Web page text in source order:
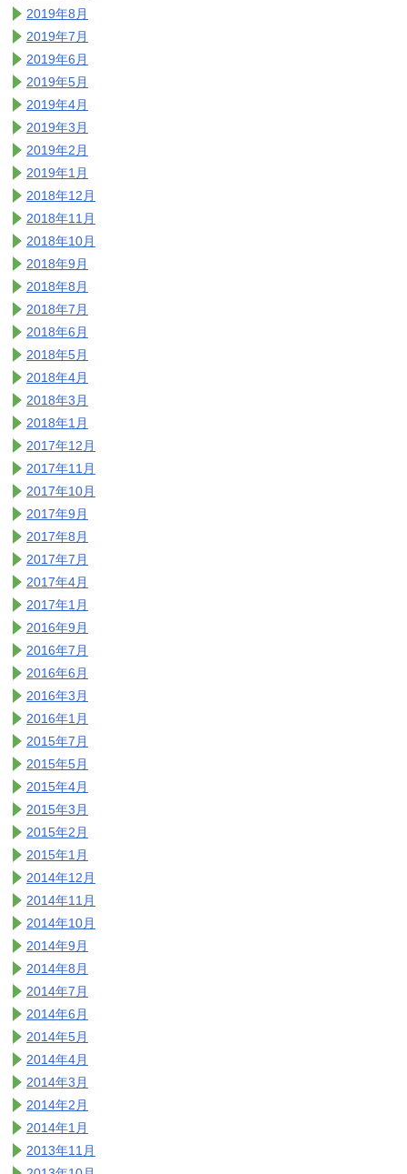
2019年8月
2019年7月
2019年6月
2019年5月
2019年4月
2019年3月
2019年2月
2019年1月
2018年12月
2018年11月
2018年10月
2018年9月
2018年8月
2018年7月
2018年6月
2018年5月
2018年4月
2018年3月
2018年1月
2017年12月
2017年11月
2017年10月
2017年9月
2017年8月
2017年7月
2017年4月
2017年1月
2016年9月
2016年7月
2016年6月
2016年3月
2016年1月
2015年7月
2015年5月
2015年4月
2015年3月
2015年2月
2015年1月
2014年12月
2014年11月
2014年10月
2014年9月
2014年8月
2014年7月
2014年6月
2014年5月
2014年4月
2014年3月
2014年2月
2014年1月
2013年11月